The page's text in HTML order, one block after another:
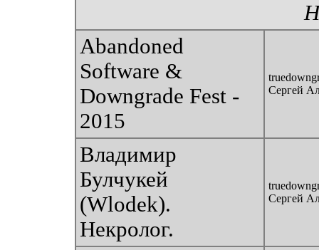
Abandoned
Software &
Downgrade Fest -
2015
Сергей
Владимир
Булчукей
(Wlodek).
Некролог.
Сергей